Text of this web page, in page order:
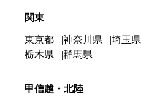
関東
東京都 神奈川県 埼玉県
栃木県
群馬県
甲信越・北陸